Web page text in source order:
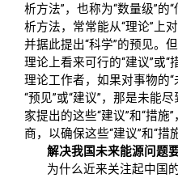
析方法”，也称为“数量级”的
析方法，常常能从“理论”上
并据此提出“科学”的预见。
理论上看来可行的“建议”或
理论工作者，如果对事物的
“预见”或“建议”，那是未能
家提出的这些“建议”和“措
商，以确保这些“建议”和“措
解决我国未来能源问题
为什么近来关注起中国